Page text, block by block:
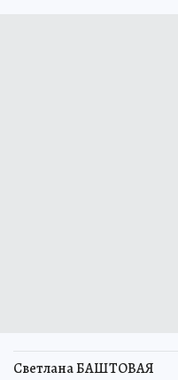
Светлана БАШТОВАЯ